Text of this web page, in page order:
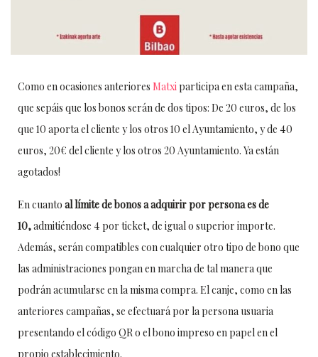
Como en ocasiones anteriores Matxi participa en esta campaña,
que sepáis que los bonos serán de dos tipos: De 20 euros, de los
que 10 aporta el cliente y los otros 10 el Ayuntamiento, y de 40
euros, 20€ del cliente y los otros 20 Ayuntamiento. Ya están
agotados!
En cuanto al límite de bonos a adquirir por persona es de
10,admitiéndose 4 por ticket, de igual o superior importe.
Además, serán compatibles con cualquier otro tipo de bono que
las administraciones pongan en marcha de tal manera que
podrán acumularse en la misma compra. El canje, como en las
anteriores campañas, se efectuará por la persona usuaria
presentando el código QR o el bono impreso en papel en el
propio establecimiento.